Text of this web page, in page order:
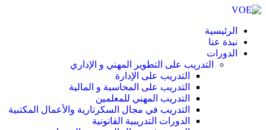
الرئيسية
نبذة عنا
الدورات
التدريب على التطوير المهني و الإداري
التدريب على الإدارة
التدريب على المحاسبة و المالية
التدريب المهني للمعلمين
التدريب في مجال السكرتارية والأعمال المكتبية
الدورات التدريبية القانونية